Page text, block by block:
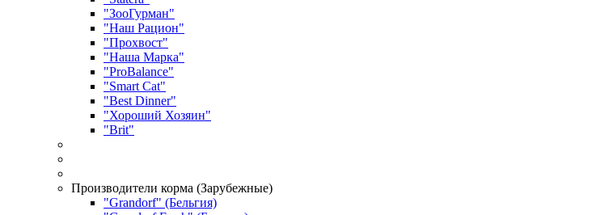
"ЗооГурман"
"Наш Рацион"
"Прохвост"
"Наша Марка"
"ProBalance"
"Smart Cat"
"Best Dinner"
"Хороший Хозяин"
"Brit"
Производители корма (Зарубежные)
"Grandorf" (Бельгия)